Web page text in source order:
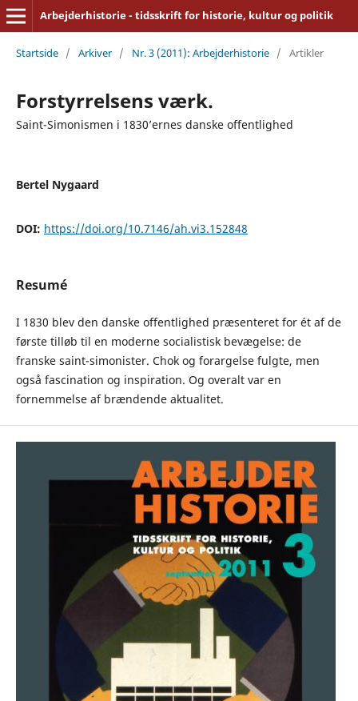
Arbejderhistorie - tidsskrift for historie, kultur og politik
Startside / Arkiver / Nr. 3 (2011): Arbejderhistorie / Artikler
Forstyrrelsens værk.
Saint-Simonismen i 1830’ernes danske offentlighed
Bertel Nygaard
DOI: https://doi.org/10.7146/ah.vi3.152848
Resumé
I 1830 blev den danske offentlighed præsenteret for ét af de
første tilløb til en moderne socialistisk bevægelse: de
franske saint-simonister. Chok og forargelse fulgte, men
også fascination og inspiration. Og overalt var en
fornemmelse af brændende aktualitet.